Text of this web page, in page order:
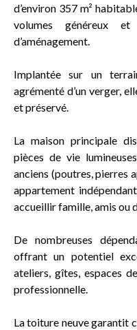
d’environ 357 m²
volumes généreux et
d’aménagement.
Implantée sur un
agrémenté d’un verger,
et préservé.
La maison principale
pièces de vie
anciens (poutres, pierres
appartement
accueillir famille, amis ou
De nombreuses
offrant un potentiel
ateliers, gîtes, espaces
professionnelle.
La toiture neuve garantit